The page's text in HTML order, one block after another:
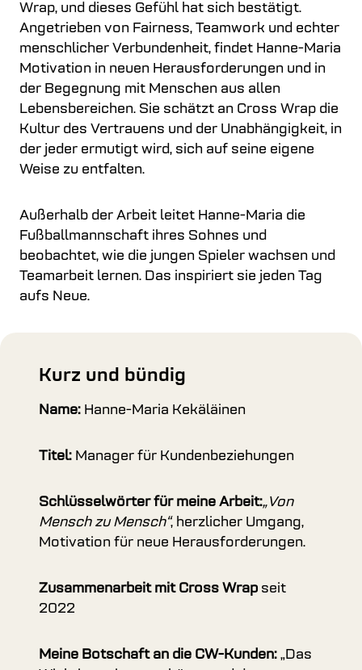
Wrap, und dieses Gefühl hat sich bestätigt.
Angetrieben von Fairness, Teamwork und echter
menschlicher Verbundenheit, findet Hanne-Maria
Motivation in neuen Herausforderungen und in
der Begegnung mit Menschen aus allen
Lebensbereichen. Sie schätzt an Cross Wrap die
Kultur des Vertrauens und der Unabhängigkeit, in
der jeder ermutigt wird, sich auf seine eigene
Weise zu entfalten.
Außerhalb der Arbeit leitet Hanne-Maria die
Fußballmannschaft ihres Sohnes und
beobachtet, wie die jungen Spieler wachsen und
Teamarbeit lernen. Das inspiriert sie jeden Tag
aufs Neue.
Kurz und bündig
Name: Hanne-Maria Kekäläinen
Titel: Manager für Kundenbeziehungen
Schlüsselwörter für meine Arbeit:„Von
Mensch zu Mensch“, herzlicher Umgang,
Motivation für neue Herausforderungen.
Zusammenarbeit mit Cross Wrap seit
2022
Meine Botschaft an die CW-Kunden: „Das